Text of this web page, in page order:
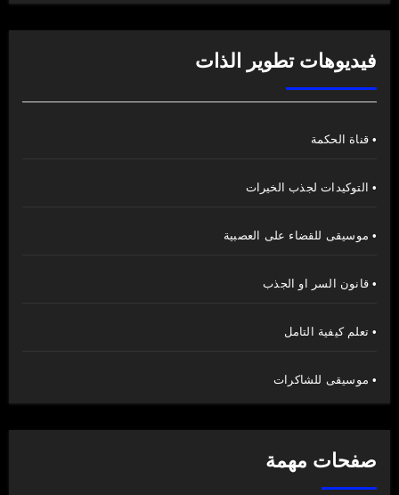
فيديوهات تطوير الذات
• قناة الحكمة
• التوكيدات لجذب الخيرات
• موسيقى للقضاء على العصبية
• قانون السر او الجذب
• تعلم كيفية التامل
• موسيقى للشاكرات
صفحات مهمة